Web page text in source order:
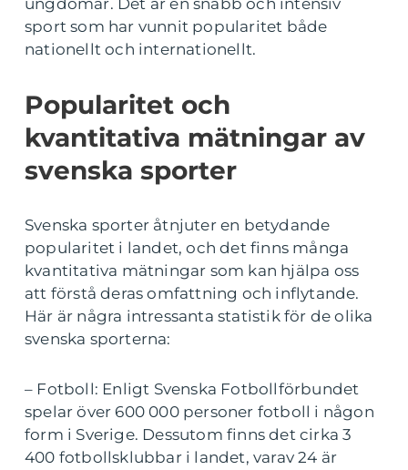
ungdomar. Det är en snabb och intensiv
sport som har vunnit popularitet både
nationellt och internationellt.
Popularitet och
kvantitativa mätningar av
svenska sporter
Svenska sporter åtnjuter en betydande
popularitet i landet, och det finns många
kvantitativa mätningar som kan hjälpa oss
att förstå deras omfattning och inflytande.
Här är några intressanta statistik för de olika
svenska sporterna:
– Fotboll: Enligt Svenska Fotbollförbundet
spelar över 600 000 personer fotboll i någon
form i Sverige. Dessutom finns det cirka 3
400 fotbollsklubbar i landet, varav 24 är